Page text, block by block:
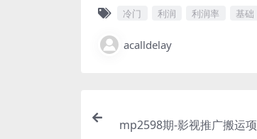
冷门 利润 利润率 基础
acalldelay
mp2598期-影视推广搬运